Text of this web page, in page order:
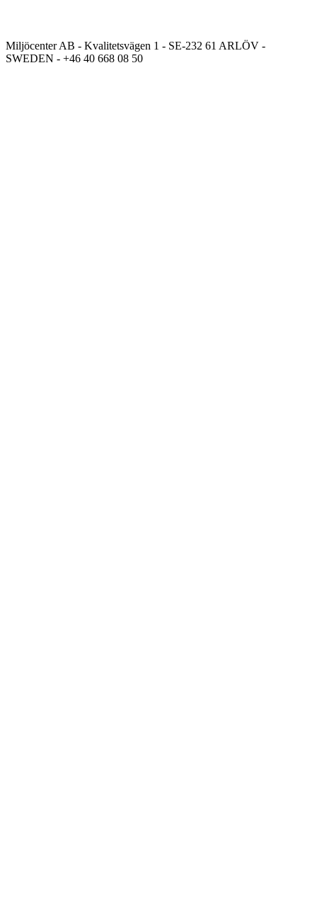
Miljöcenter AB - Kvalitetsvägen 1 - SE-232 61 ARLÖV -
SWEDEN - +46 40 668 08 50